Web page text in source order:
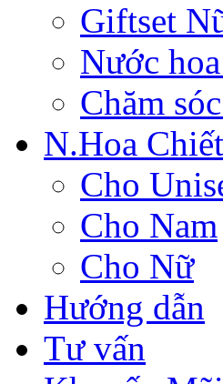
Giftset
Nước
Chăm
N.Hoa Chiết
Cho
Cho Nam
Cho Nữ
Hướng dẫn
Tư vấn